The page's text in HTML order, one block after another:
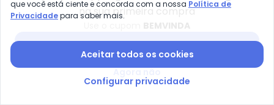
-33%
na sua primeira compra
que você está ciente e concorda com a nossa Política de
Privacidadepara saber mais.
Aceitar todos os cookies
Configurar privacidade